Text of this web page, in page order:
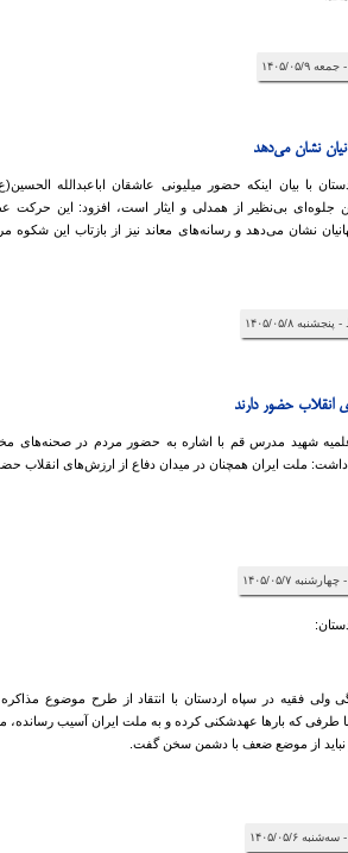
نشان می‌دهد
با بیان اینکه حضور میلیونی عاشقان اباعبدالله
جلوه‌ای بی‌نظیر از همدلی و ایثار است، افزود: این حرکت
نشان می‌دهد و رسانه‌های معاند نیز از بازتاب این شکوه
انقلاب حضور دارند
شهید مدرس قم با اشاره به حضور مردم در صحنه‌های
ملت ایران همچنان در میدان دفاع از ارزش‌های انقلاب
ولی فقیه در سپاه اردستان با انتقاد از طرح موضوع مذاکره
طرفی که بارها عهدشکنی کرده و به ملت ایران آسیب رسانده،
نباید از موضع ضعف با دشمن سخن گفت.